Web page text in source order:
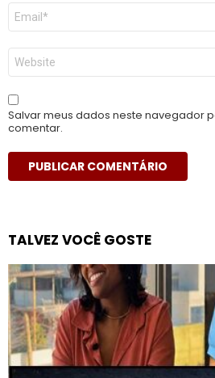
E-
mail
*
Site
Salvar meus dados neste navegador
comentar.
TALVEZ VOCÊ GOSTE